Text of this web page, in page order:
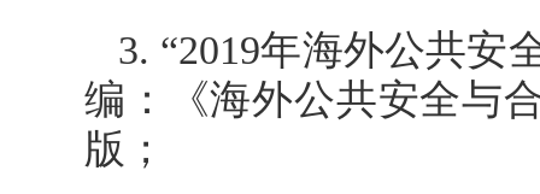
3. “2019年海外公共安
编：《海外公共安全与
版；